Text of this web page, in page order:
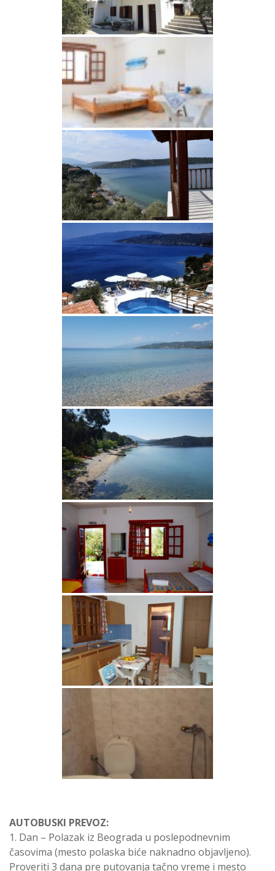
AUTOBUSKI PREVOZ:
1. Dan – Polazak iz Beograda u poslepodnevnim
časovima (mesto polaska biće naknadno objavljeno).
Proveriti 3 dana pre putovanja tačno vreme i mesto